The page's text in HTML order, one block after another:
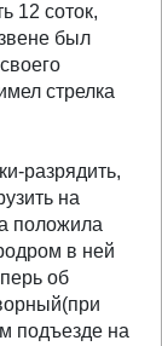
12 соток,
был
стрелка
разрядить,
на
положила
в ней
об
подъезде на